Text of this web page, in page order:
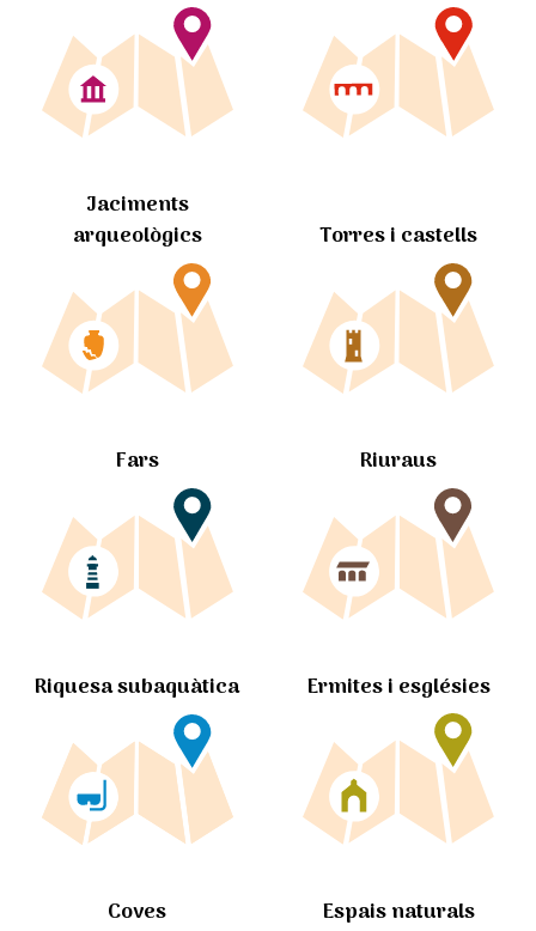
Jaciments
arqueològics
Torres i castells
Fars Riuraus
Riquesa subaquàtica Ermites i esglésies
Coves Espais naturals